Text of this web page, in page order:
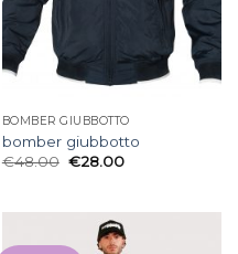
BOMBER GIUBBOTTO
bomber giubbotto
€48.00 €28.00